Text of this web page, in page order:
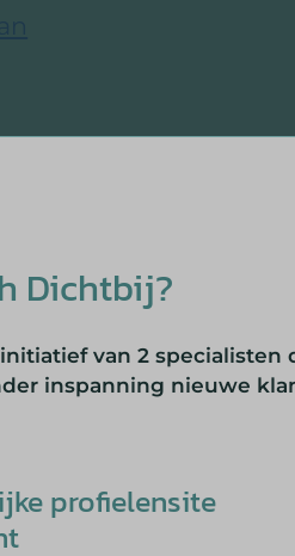
Dichtbij?
van 2
inspanning nieuwe
profielensite